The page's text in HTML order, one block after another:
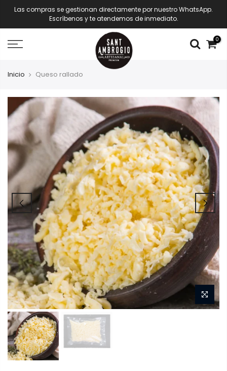
Las compras se gestionan directamente por nuestro WhatsApp.
Escríbenos y te atendemos de inmediato.
0
Inicio Queso rallado